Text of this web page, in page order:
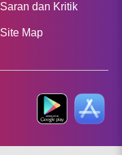
Saran dan Kritik
Site Map